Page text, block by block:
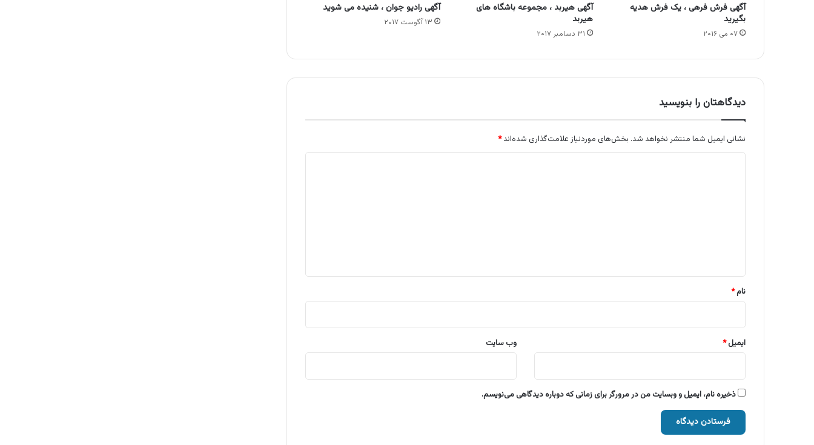
آگهی فرش فرهی ، یک فرش هدیه
بگیرید
۰۷ می ۲۰۱۶
آگهی هیربد ، مجموعه باشگاه های
هیربد
۳۱ دسامبر ۲۰۱۷
آگهی رادیو جوان ، شنیده می شوید
۱۳ آگوست ۲۰۱۷
دیدگاهتان را بنویسید
نشانی ایمیل شما منتشر نخواهد شد. بخش‌های موردنیاز علامت‌گذاری شده‌اند*
نام*
ایمیل* وب‌ سایت
ذخیره نام، ایمیل و وبسایت من در مرورگر برای زمانی که دوباره دیدگاهی می‌نویسم.